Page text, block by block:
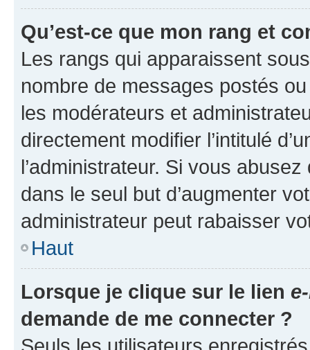
Qu’est-ce que mon rang et
Les rangs qui apparaissent
nombre de messages postés
les modérateurs et
directement modifier l’intitulé
l’administrateur. Si vous
dans le seul but d’augmenter
administrateur peut rabaisser
Haut
Lorsque je clique sur le lien
demande de me connecter ?